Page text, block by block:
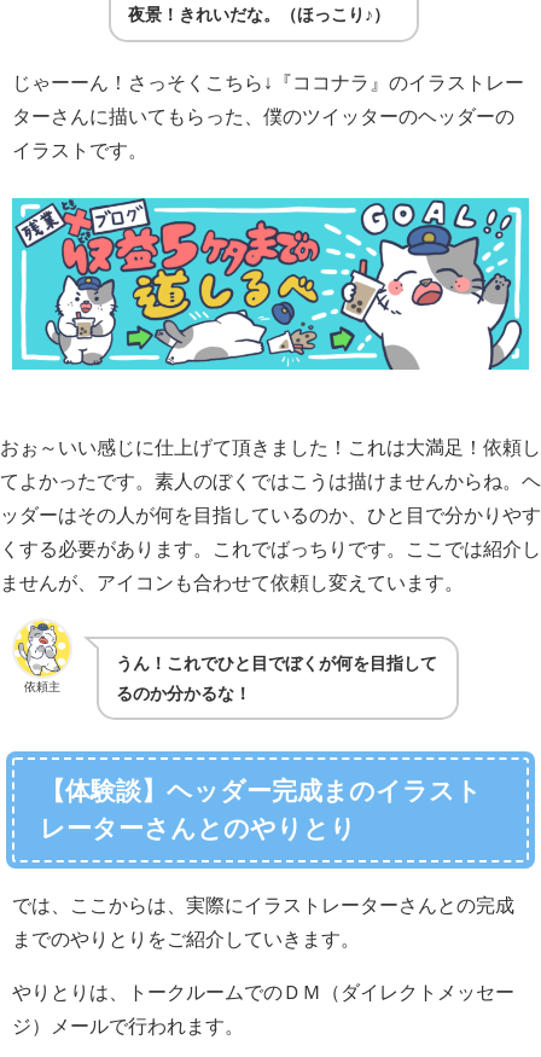
夜景！きれいだな。（ほっこり♪）
じゃーーん！さっそくこちら↓『ココナラ』のイラストレー
ターさんに描いてもらった、僕のツイッターのヘッダーの
イラストです。
おぉ～いい感じに仕上げて頂きました！これは大満足！依頼し
てよかったです。素人のぼくではこうは描けませんからね。ヘ
ッダーはその人が何を目指しているのか、ひと目で分かりやす
くする必要があります。これでばっちりです。ここでは紹介し
ませんが、アイコンも合わせて依頼し変えています。
依頼主
うん！これでひと目でぼくが何を目指して
るのか分かるな！
【体験談】ヘッダー完成まのイラスト
レーターさんとのやりとり
では、ここからは、実際にイラストレーターさんとの完成
までのやりとりをご紹介していきます。
やりとりは、トークルームでのＤＭ（ダイレクトメッセー
ジ）メールで行われます。